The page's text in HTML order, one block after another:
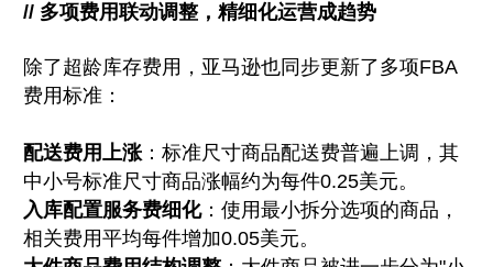
// 多项费用联动调整，精细化运营成趋势
除了超龄库存费用，亚马逊也同步更新了多项FBA
费用标准：
配送费用上涨 ：标准尺寸商品配送费普遍上调，其
中小号标准尺寸商品涨幅约为每件0.25美元。
入库配置服务费细化：使用最小拆分选项的商品，
相关费用平均每件增加0.05美元。